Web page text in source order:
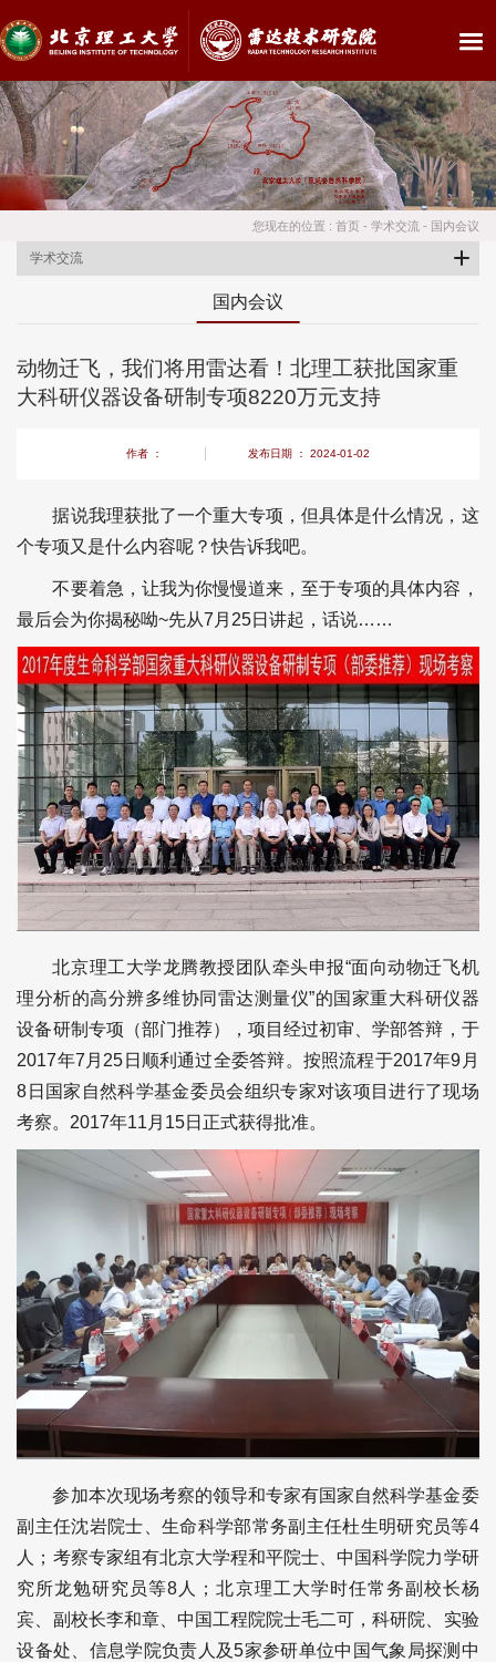
您现在的位置 : 首页 - 学术交流 - 国内会议
学术交流
国内会议
动物迁飞，我们将用雷达看！北理工获批国家重
大科研仪器设备研制专项8220万元支持
作者 ： 发布日期 ： 2024-01-02
据说我理获批了一个重大专项，但具体是什么情况，这
个专项又是什么内容呢？快告诉我吧。
不要着急，让我为你慢慢道来，至于专项的具体内容，
最后会为你揭秘呦~先从7月25日讲起，话说……
北京理工大学龙腾教授团队牵头申报“面向动物迁飞机
理分析的高分辨多维协同雷达测量仪”的国家重大科研仪器
设备研制专项（部门推荐），项目经过初审、学部答辩，于
2017年7月25日顺利通过全委答辩。按照流程于2017年9月
8日国家自然科学基金委员会组织专家对该项目进行了现场
考察。2017年11月15日正式获得批准。
参加本次现场考察的领导和专家有国家自然科学基金委
副主任沈岩院士、生命科学部常务副主任杜生明研究员等4
人；考察专家组有北京大学程和平院士、中国科学院力学研
究所龙勉研究员等8人；北京理工大学时任常务副校长杨
宾、副校长李和章、中国工程院院士毛二可，科研院、实验
设备处、信息学院负责人及5家参研单位中国气象局探测中